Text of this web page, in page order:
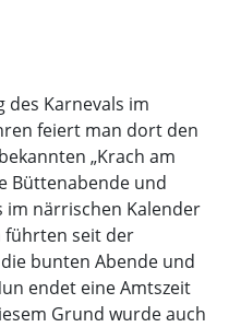
des Karnevals im
feiert man dort den
„Krach am
Büttenabende und
im närrischen Kalender
führten seit der
bunten Abende und
endet eine Amtszeit
Grund wurde auch